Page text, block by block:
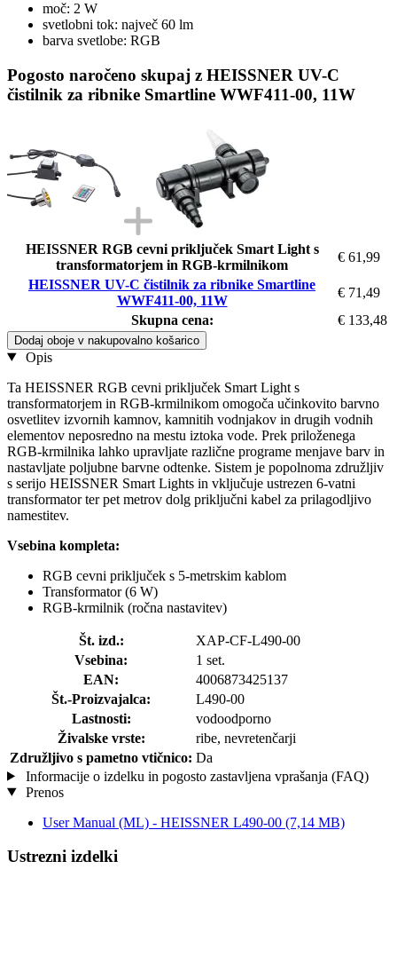
moč: 2 W
svetlobni tok: največ 60 lm
barva svetlobe: RGB
Pogosto naročeno skupaj z HEISSNER UV-C
čistilnik za ribnike Smartline WWF411-00, 11W
HEISSNER RGB cevni priključek Smart Light s
transformatorjem in RGB-krmilnikom
€ 61,99
HEISSNER UV-C čistilnik za ribnike Smartline
WWF411-00, 11W
€ 71,49
Skupna cena:
€ 133,48
Dodaj oboje v nakupovalno košarico
Opis
Ta HEISSNER RGB cevni priključek Smart Light s
transformatorjem in RGB-krmilnikom omogoča učinkovito barvno
osvetlitev izvornih kamnov, kamnitih vodnjakov in drugih vodnih
elementov neposredno na mestu iztoka vode. Prek priloženega
RGB-krmilnika lahko upravljate različne programe menjave barv in
nastavljate poljubne barvne odtenke. Sistem je popolnoma združljiv
s serijo HEISSNER Smart Lights in vključuje ustrezen 6-vatni
transformator ter pet metrov dolg priključni kabel za prilagodljivo
namestitev.
Vsebina kompleta:
RGB cevni priključek s 5-metrskim kablom
Transformator (6 W)
RGB-krmilnik (ročna nastavitev)
Št. izd.:
XAP-CF-L490-00
Vsebina:
1 set.
EAN:
4006873425137
Št.-Proizvajalca:
L490-00
Lastnosti:
vodoodporno
Živalske vrste:
ribe, nevretenčarji
Združljivo s pametno vtičnico: Da
Informacije o izdelku in pogosto zastavljena vprašanja (FAQ)
Prenos
User Manual (ML) - HEISSNER L490-00 (7,14 MB)
Ustrezni izdelki